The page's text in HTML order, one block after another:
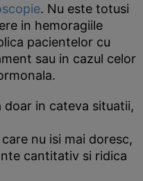
. Nu este totusi
in hemoragiile
pacientelor cu
sau in cazul celor
doar in cateva situatii,
nu isi mai doresc,
cantitativ si ridica